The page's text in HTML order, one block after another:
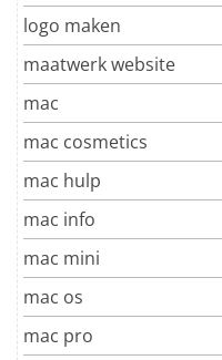
logo maken
maatwerk website
mac
mac cosmetics
mac hulp
mac info
mac mini
mac os
mac pro